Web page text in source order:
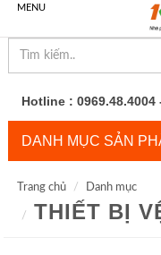
MENU
Hotline : 0969.48.4004
DANH MỤC SẢN
Trang chủ Danh mục
THIẾT BỊ